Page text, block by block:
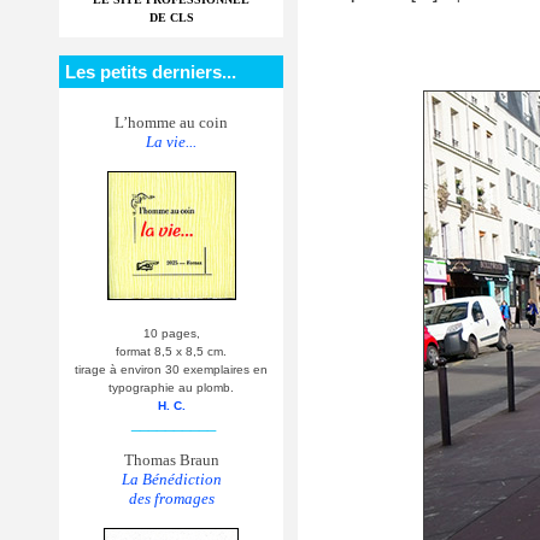
DE CLS
Les petits derniers...
L’homme au coin
La vie...
10 pages,
format 8,5 x 8,5 cm.
tirage à environ 30 exemplaires en
typographie au plomb.
H. C.
Thomas Braun
La Bénédiction
des fromages